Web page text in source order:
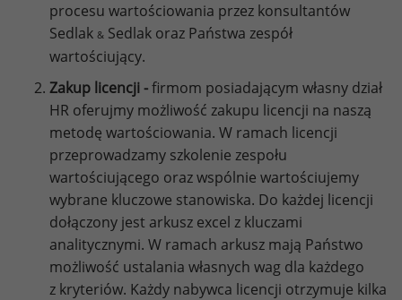
procesu wartościowania przez konsultantów
Sedlak & Sedlak oraz Państwa zespół
wartościujący.
Zakup licencji -firmom posiadającym własny dział
HR oferujmy możliwość zakupu licencji na naszą
metodę wartościowania. W ramach licencji
przeprowadzamy szkolenie zespołu
wartościującego oraz wspólnie wartościujemy
wybrane kluczowe stanowiska. Do każdej licencji
dołączony jest arkusz excel z kluczami
analitycznymi. W ramach arkusz mają Państwo
możliwość ustalania własnych wag dla każdego
z kryteriów. Każdy nabywca licencji otrzymuje kilka